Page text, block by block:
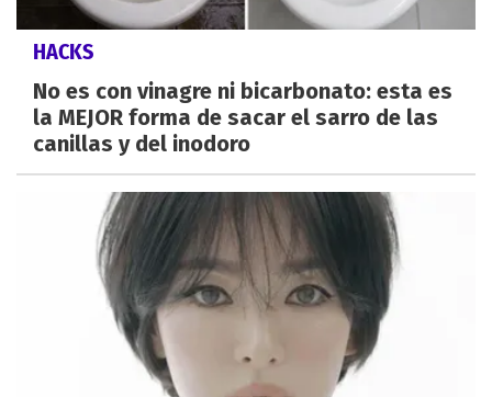
HACKS
No es con vinagre ni bicarbonato: esta es
la MEJOR forma de sacar el sarro de las
canillas y del inodoro